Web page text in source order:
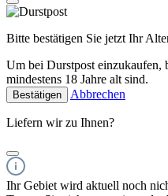
Bitte bestätigen Sie jetzt Ihr
Um bei Durstpost einzukaufen,
mindestens 18 Jahre alt sind.
Bestätigen Abbrechen
Liefern wir zu Ihnen?
Ihr Gebiet wird aktuell noch